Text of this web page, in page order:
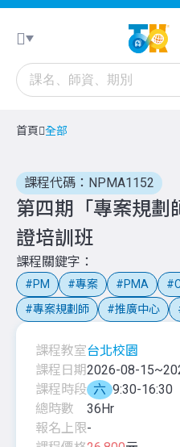
首頁 全部
課程代碼：NPMA1152
第四期「專案規劃
證培訓班
課程關鍵字
PM 專案 PMA
專案規劃師
推廣中心
課程教室台北校園
課程日期2026-08-15~
課程時段 六 9:30-16:30
總時數
36Hr
報名上限-